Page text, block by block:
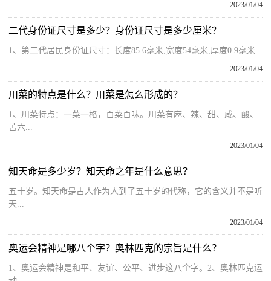
2023/01/04
二代身份证尺寸是多少？身份证尺寸是多少厘米？
1、第二代居民身份证尺寸：长度85 6毫米,宽度54毫米,厚度0 9毫米...
2023/01/04
川菜的特点是什么？川菜是怎么形成的？
1、川菜特点：一菜一格，百菜百味。川菜有麻、辣、甜、咸、酸、
苦六...
2023/01/04
知天命是多少岁？知天命之年是什么意思？
五十岁。知天命是古人作为人到了五十岁的代称，它的含义并不是听
天...
2023/01/04
奥运会精神是哪八个字？奥林匹克的宗旨是什么？
1、奥运会精神是和平、友谊、公平、进步这八个字。2、奥林匹克运